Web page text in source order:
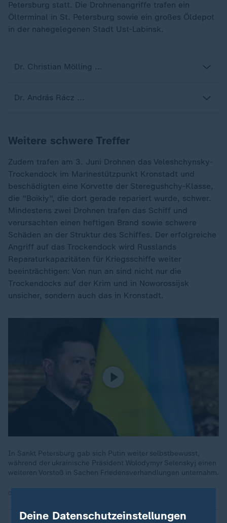
Petersburg statt. Die Drohnenangriffe trafen ein
Ölterminal in St. Petersburg sowie ein großes Öldepot
in der nahegelegenen Stadt Ust-Labinsk.
Dr. Christian Mölling ...
Dr. András Rácz ...
Weitere schwere Treffer
Zudem trafen am 3. Juni Drohnen das Veleshchynsky-
Trockendock im Marinestützpunkt Kronstadt und
beschädigten eine Korvette der Steregushchy-Klasse,
die "Boikiy", die dort gerade repariert wurde, schwer.
Mindestens zwei Drohnen trafen das Schiff und
verursachten einen heftigen Brand sowie schwere
Schäden an der Struktur des Schiffes. Der erfolgreiche
Angriff auf das Trockendock wird Russlands
Reparaturkapazitäten für Kriegsschiffe weiter
beeinträchtigen: Von nun an sind nicht nur die
Trockendocks auf der Krim und in Noworossijsk
unsicher, sondern auch das in Kronstadt.
In Sankt Petersburg gab sich Putin weiter selbstbewusst,
während der ukrainische Präsident Wolodymyr Selenskyj einen
weiteren Vorstoß in Sachen Friedensverhandlungen unternahm.
Deine Datenschutzeinstellungen